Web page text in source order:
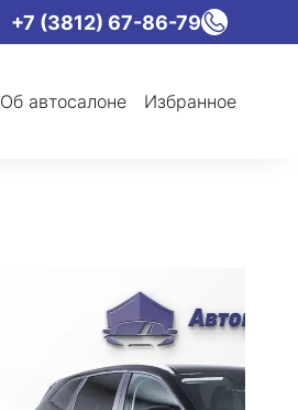
+7 (3812) 67-86-79
Об автосалоне Избранное